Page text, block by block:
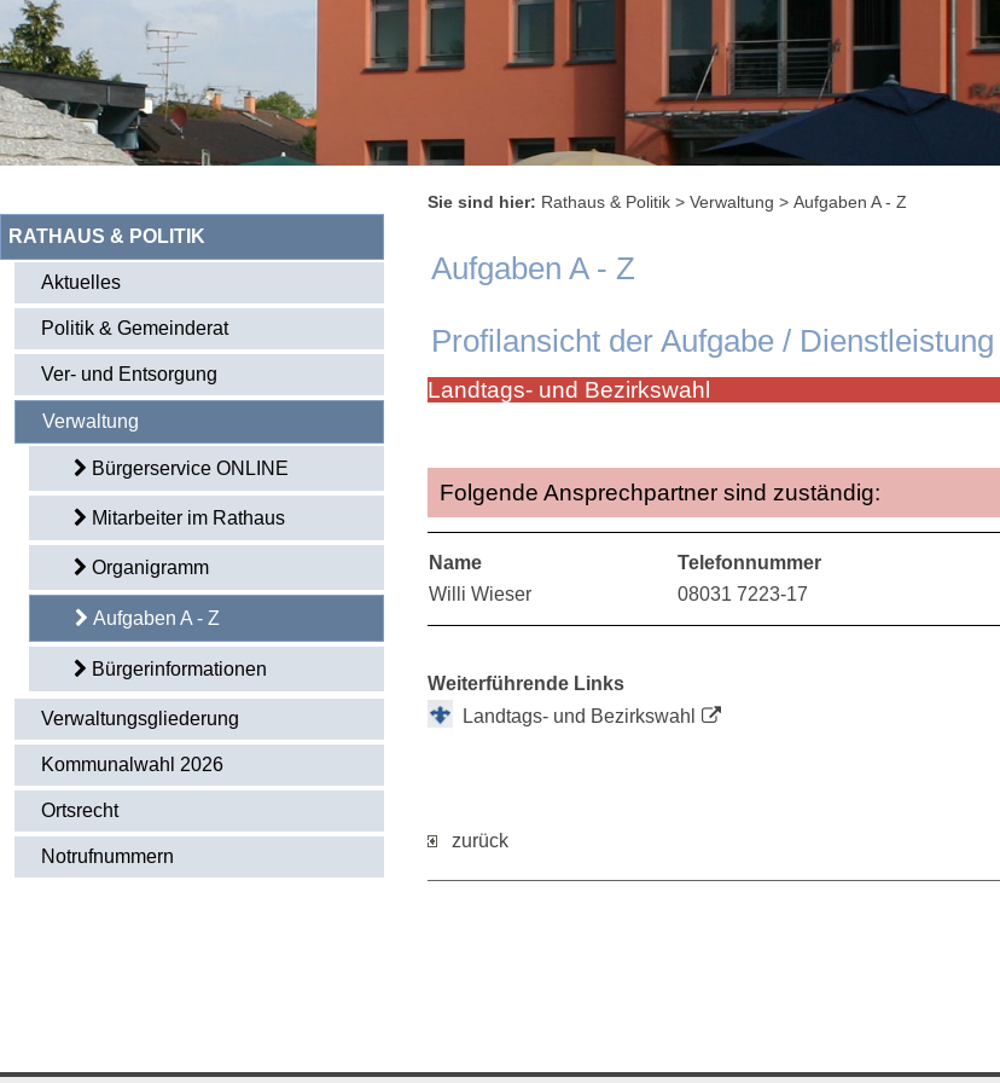
RATHAUS & POLITIK
Aktuelles
Politik & Gemeinderat
Ver- und Entsorgung
Verwaltung
Bürgerservice ONLINE
Mitarbeiter im Rathaus
Organigramm
Aufgaben A - Z
Bürgerinformationen
Verwaltungsgliederung
Kommunalwahl 2026
Ortsrecht
Notrufnummern
Sie sind hier: Rathaus & Politik > Verwaltung > Aufgaben A - Z
Aufgaben A - Z
Profilansicht der Aufgabe / Dienstleistung
Landtags- und Bezirkswahl
Folgende Ansprechpartner sind zuständig:
Name Telefonnummer
Willi Wieser
08031 7223-17
Weiterführende Links
Landtags- und Bezirkswahl
zurück